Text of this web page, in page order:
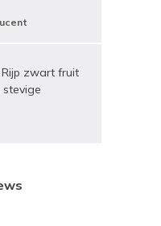
zwart fruit